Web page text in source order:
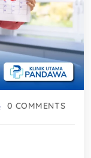
0 COMMENTS